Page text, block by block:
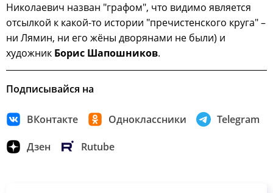
Николаевич назван "графом", что видимо является
отсылкой к какой-то истории "пречистенского круга" –
ни Лямин, ни его жёны дворянами не были) и
художник Борис Шапошников.
Подписывайся на
ВКонтакте Одноклассники Telegram
Дзен Rutube